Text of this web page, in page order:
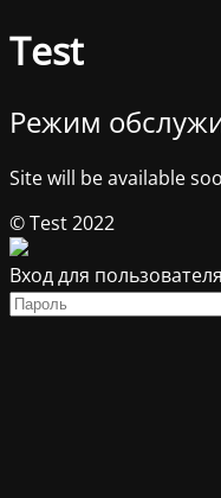
Test
Режим
Site will be available
© Test 2022
Вход для пользователя